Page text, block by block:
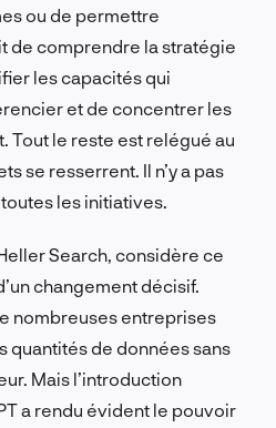
ou de permettre
de comprendre la stratégie
les capacités qui
et de concentrer les
Tout le reste est relégué au
se resserrent. Il n’y a pas
les initiatives.
Search, considère ce
changement décisif.
nombreuses entreprises
quantités de données sans
Mais l’introduction
a rendu évident le pouvoir